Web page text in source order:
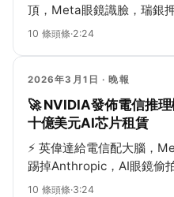
頂，Meta眼鏡識臉，瑞銀
10 條頭條·2:24
2026年3月1日 · 晚報
🚀 NVIDIA發佈電信推
十億美元AI芯片租賃
⚡ 英偉達給電信配大腦，
踢掉Anthropic，AI眼鏡偷
悄悄管你吃喝拉撒！
10 條頭條·3:24